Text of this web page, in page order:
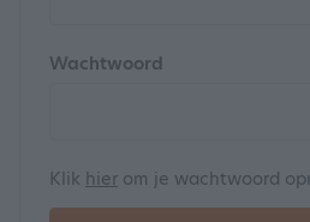
Wachtwoord
Klik hier om je wachtwoord